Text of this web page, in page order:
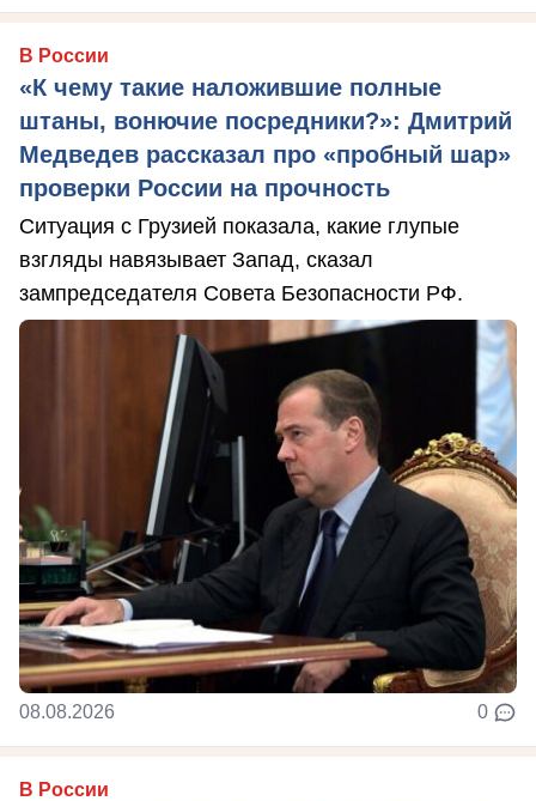
В России
«К чему такие наложившие полные
штаны, вонючие посредники?»: Дмитрий
Медведев рассказал про «пробный шар»
проверки России на прочность
Ситуация с Грузией показала, какие глупые
взгляды навязывает Запад, сказал
зампредседателя Совета Безопасности РФ.
08.08.2026 0
В России